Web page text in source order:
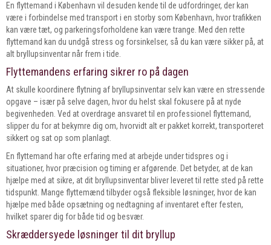
En flyttemand i København vil desuden kende til de udfordringer, der kan
være i forbindelse med transport i en storby som København, hvor trafikken
kan være tæt, og parkeringsforholdene kan være trange. Med den rette
flyttemand kan du undgå stress og forsinkelser, så du kan være sikker på, at
alt bryllupsinventar når frem i tide.
Flyttemandens erfaring sikrer ro på dagen
At skulle koordinere flytning af bryllupsinventar selv kan være en stressende
opgave – især på selve dagen, hvor du helst skal fokusere på at nyde
begivenheden. Ved at overdrage ansvaret til en professionel flyttemand,
slipper du for at bekymre dig om, hvorvidt alt er pakket korrekt, transporteret
sikkert og sat op som planlagt.
En flyttemand har ofte erfaring med at arbejde under tidspres og i
situationer, hvor præcision og timing er afgørende. Det betyder, at de kan
hjælpe med at sikre, at dit bryllupsinventar bliver leveret til rette sted på rette
tidspunkt. Mange flyttemænd tilbyder også fleksible løsninger, hvor de kan
hjælpe med både opsætning og nedtagning af inventaret efter festen,
hvilket sparer dig for både tid og besvær.
Skræddersyede løsninger til dit bryllup